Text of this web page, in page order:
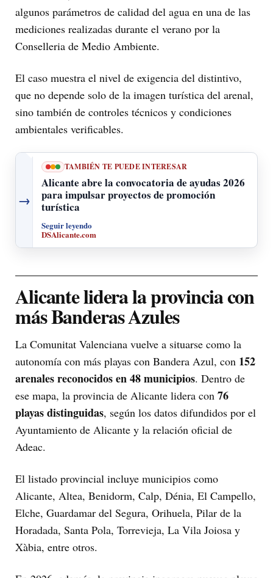
algunos parámetros de calidad del agua en una de las
mediciones realizadas durante el verano por la
Conselleria de Medio Ambiente.
El caso muestra el nivel de exigencia del distintivo,
que no depende solo de la imagen turística del arenal,
sino también de controles técnicos y condiciones
ambientales verificables.
→
TAMBIÉN TE PUEDE INTERESAR
Alicante abre la convocatoria de ayudas 2026
para impulsar proyectos de promoción
turística
Seguir leyendo
DSAlicante.com
Alicante lidera la provincia con
más Banderas Azules
La Comunitat Valenciana vuelve a situarse como la
autonomía con más playas con Bandera Azul, con 152
arenales reconocidos en 48 municipios. Dentro de
ese mapa, la provincia de Alicante lidera con 76
playas distinguidas, según los datos difundidos por el
Ayuntamiento de Alicante y la relación oficial de
Adeac.
El listado provincial incluye municipios como
Alicante, Altea, Benidorm, Calp, Dénia, El Campello,
Elche, Guardamar del Segura, Orihuela, Pilar de la
Horadada, Santa Pola, Torrevieja, La Vila Joiosa y
Xàbia, entre otros.